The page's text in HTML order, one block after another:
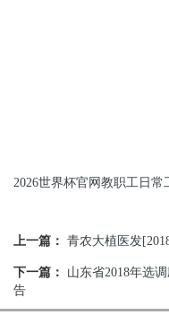
2026世界杯官网教职工日
上一篇： 青农大植医发
下一篇：
山东省2018年选
告